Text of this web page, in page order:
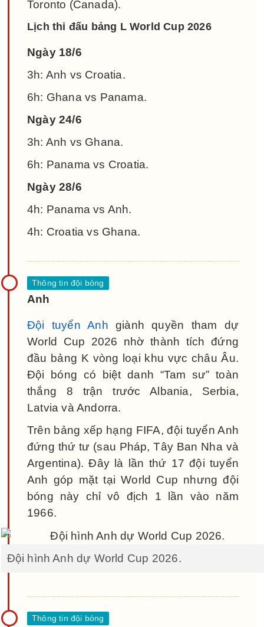
Toronto (Canada).
Lịch thi đấu bảng L World Cup 2026
Ngày 18/6
3h: Anh vs Croatia.
6h: Ghana vs Panama.
Ngày 24/6
3h: Anh vs Ghana.
6h: Panama vs Croatia.
Ngày 28/6
4h: Panama vs Anh.
4h: Croatia vs Ghana.
Anh
Đội tuyển Anh giành quyền tham dự
World Cup 2026 nhờ thành tích đứng
đầu bảng K vòng loại khu vực châu Âu.
Đội bóng có biệt danh “Tam sư” toàn
thắng 8 trận trước Albania, Serbia,
Latvia và Andorra.
Trên bảng xếp hạng FIFA, đội tuyển Anh
đứng thứ tư (sau Pháp, Tây Ban Nha và
Argentina). Đây là lần thứ 17 đội tuyển
Anh góp mặt tại World Cup nhưng đội
bóng này chỉ vô địch 1 lần vào năm
1966.
Đội hình Anh dự World Cup 2026.